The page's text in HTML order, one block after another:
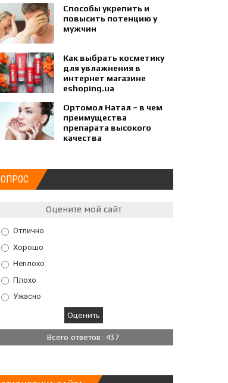
Способы укрепить и
повысить потенцию у
мужчин
Как выбрать косметику
для увлажнения в
интернет магазине
eshoping.ua
Ортомол Натал – в чем
преимущества
препарата высокого
качества
ОПРОС
Оцените мой сайт
Отлично
Хорошо
Неплохо
Плохо
Ужасно
Всего ответов: 437